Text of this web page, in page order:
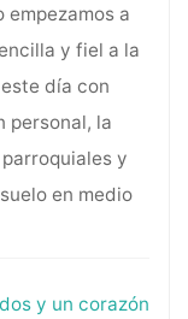
a
y fiel a la
día con
personal, la
y
en medio
y un corazón